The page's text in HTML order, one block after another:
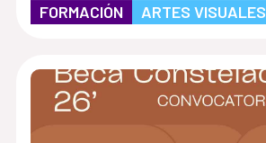
FORMACIÓN ARTES VISUALES